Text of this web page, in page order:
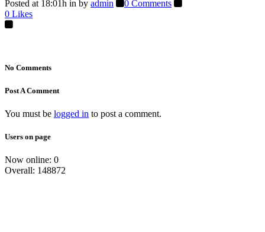
Posted at 18:01h in by admin
0 Comments
0 Likes
No Comments
Post A Comment
You must be logged in to post a comment.
Users on page
Now online: 0
Overall: 148872